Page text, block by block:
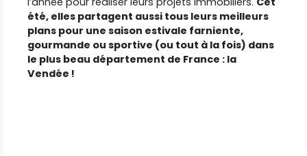
été, elles partagent aussi tous leurs meilleurs
plans pour une saison estivale farniente,
gourmande ou sportive (ou tout à la fois) dans
le plus beau département de France : la
Vendée !